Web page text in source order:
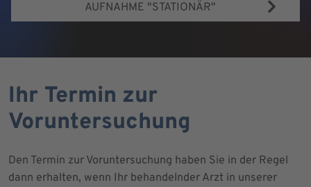
AUFNAHME "STATIONÄR"
Ihr Termin zur
Voruntersuchung
Den Termin zur Voruntersuchung haben Sie in der Regel
dann erhalten, wenn Ihr behandelnder Arzt in unserer